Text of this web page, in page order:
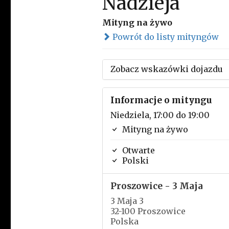
Mityng na żywo
Powrót do listy mityngów
Zobacz wskazówki dojazdu
Informacje o mityngu
Niedziela, 17:00 do 19:00
Mityng na żywo
Otwarte
Polski
Proszowice - 3 Maja
3 Maja 3
32-100 Proszowice
Polska